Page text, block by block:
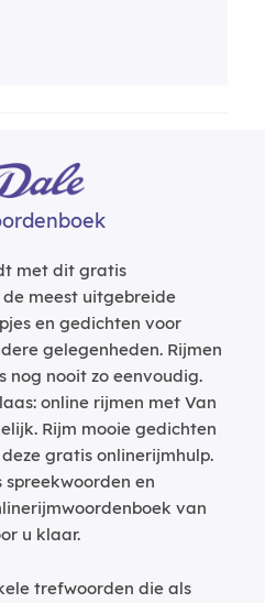
met dit gratis
meest uitgebreide
en gedichten voor
gelegenheden. Rijmen
nog nooit zo eenvoudig.
online rijmen met Van
Rijm mooie gedichten
gratis onlinerijmhulp.
spreekwoorden en
van
u klaar.
trefwoorden die als